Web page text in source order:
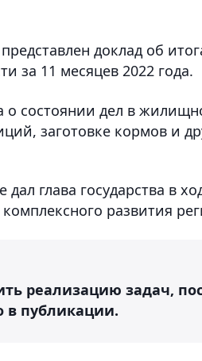
доклад об
за 11 месяцев 2022 года.
о состоянии дел в
заготовке кормов и
глава государства в
развития
реализацию задач,
в публикации.